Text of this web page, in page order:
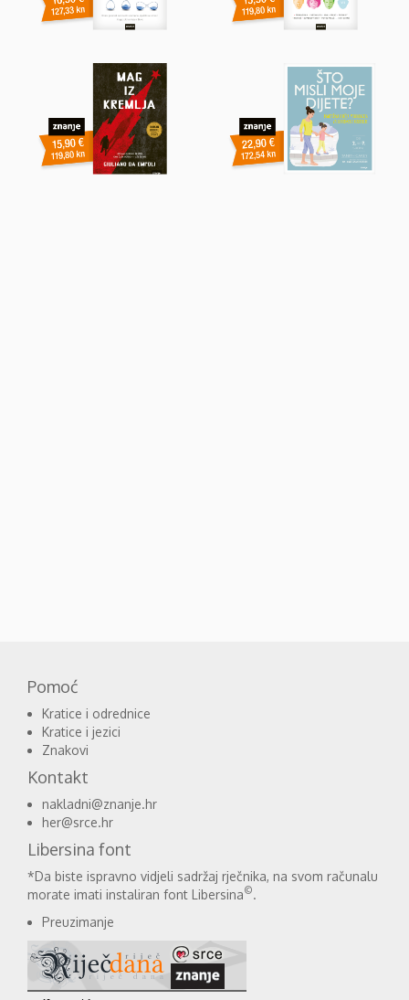
Pomoć
Kratice i odrednice
Kratice i jezici
Znakovi
Kontakt
nakladni@znanje.hr
her@srce.hr
Libersina font
*Da biste ispravno vidjeli sadržaj rječnika, na svom računalu
morate imati instaliran font Libersina©.
Preuzimanje